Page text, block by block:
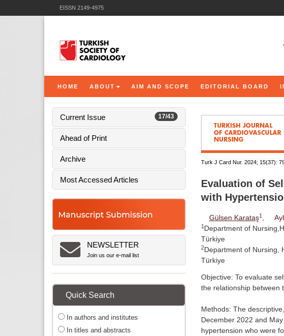
EISSN 2149-4975
HOME ABOUT AIM AND SCOPE EDITORIAL BOARD
17/43
Current Issue
Ahead of Print
Archive
Most Accessed Articles
NEWSLETTER
Join us our e-mail list
Quick Search
In authors and institutes
In titles and abstracts
Turk J Card Nur. 2024; 15(37):
Evaluation of
with
Gülsen Karataş1,
1Department of
Türkiye
2Department of Nursing,
Türkiye
Objective: To evaluate
the relationship between
Methods: The
December 2022 and
hypertension who were